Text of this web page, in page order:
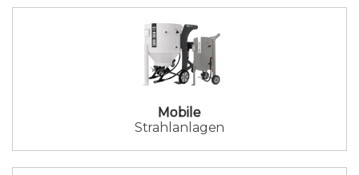
Mobile
Strahlanlagen